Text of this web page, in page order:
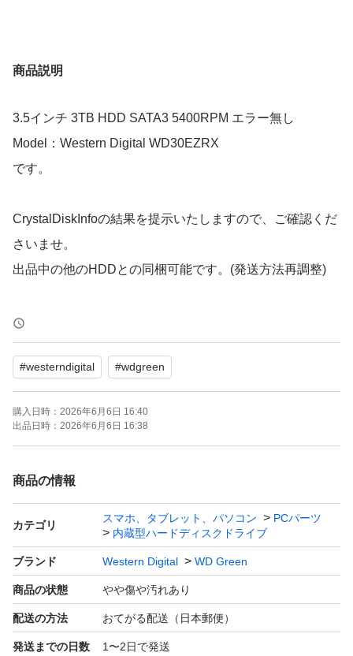
商品説明
3.5インチ 3TB HDD SATA3 5400RPM エラー無し
Model：Western Digital WD30EZRX
です。
CrystalDiskInfoの結果を提示いたしますので、ご確認くだ
さいませ。
出品中の他のHDDとの同梱可能です。(発送方法再調整)
【重要】発送はゆうパケットポストとなります。
ある程度梱包はしますが、搬送時の故障が心配でしたら宅
急便コンパクトに変更(+300円)いたしますので、予めご連
絡の上、発送方法及び金額変更させていただきます。
以前「物理的に破損している」「認識しない」といったク
レームをする方がおりました。
商品発送前に事前の動作確認を行い、CrystalDiskInfoの結
上、発送しております。
そのため、ゆうパケットポストでの発送にはかなりのリス
クがありますので、それを承知の上で発送方法はお決めく
ださいませ。
もし、「物理的に破損している」「認識しない」という状
況でしたら、配送時の問題となります。
#westerndigital #wdgreen
購入日時： 2026年6月6日 16:40
出品日時： 2026年6月6日 16:38
商品の情報
カテゴリ
スマホ、タブレット、パソコン
PCパーツ
内蔵型ハードディスクドライブ
ブランド Western Digital WD Green
商品の状態 やや傷や汚れあり
配送の方法 おてがる配送（日本郵便）
発送までの日数 1〜2日で発送